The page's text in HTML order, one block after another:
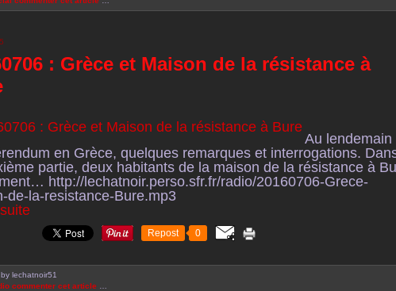
: Grèce et Maison de la résistance à
Au lendemain
en Grèce, quelques remarques et interrogations.
partie, deux habitants de la maison de la résistance à
http://lechatnoir.perso.sfr.fr/radio/20160706-Grece-
de-la-resistance-Bure.mp3
Repost 0
lechatnoir51
commenter cet article